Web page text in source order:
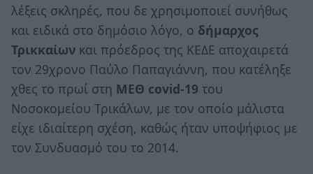
λέξεις σκληρές, που δε χρησιμοποιεί συνήθως
και ειδικά στο δημόσιο λόγο, ο δήμαρχος
Τρικκαίων και πρόεδρος της ΚΕΔΕ αποχαιρετά
τον 29χρονο Παύλο Παπαγιάννη, που κατέληξε
χθες το πρωί στη ΜΕΘ covid-19 του
Νοσοκομείου Τρικάλων, με τον οποίο μάλιστα
είχε ιδιαίτερη σχέση, καθώς ήταν υποψήφιος με
τον Συνδυασμό του το 2014.